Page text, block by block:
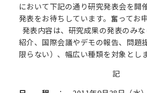
において下記の通り研究発表会を開
発表をお待ちしています。奮ってお
発表内容は、研究成果の発表のみ
紹介、国際会議やデモの報告、問題
限らない）、幅広い種類を対象とし
記